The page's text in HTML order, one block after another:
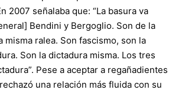
2007 señalaba que: “La basura va
Bendini y Bergoglio. Son de la
misma ralea. Son fascismo, son la
Son la dictadura misma. Los tres
Pese a aceptar a regañadientes
una relación más fluida con su